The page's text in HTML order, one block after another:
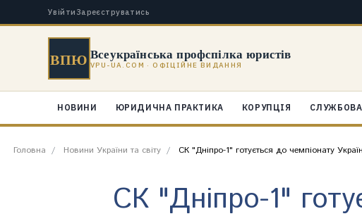
Увійти Зареєструватись
ВПЮ Всеукраїнська профспілка юристів
VPU-UA.COM · ОФІЦІЙНЕ ВИДАННЯ
НОВИНИ ЮРИДИЧНА ПРАКТИКА КОРУПЦІЯ
Головна Новини України та світу СК "Дніпро-1" готується до чемпіонату
СК "Дніпро-1"